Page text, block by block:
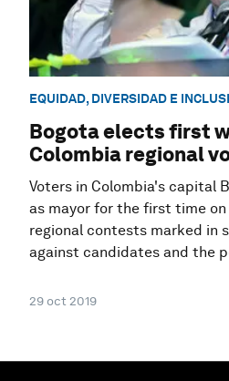
EQUIDAD, DIVERSIDAD E
Bogota elects first
Colombia regional
Voters in Colombia's capital
as mayor for the first time on
regional contests marked in
against candidates and the
29 oct 2019